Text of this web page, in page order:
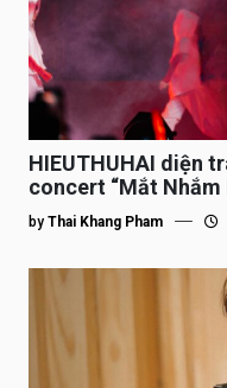
HIEUTHUHAI diện
concert “Mắt Nhắm
by Thai Khang Pham